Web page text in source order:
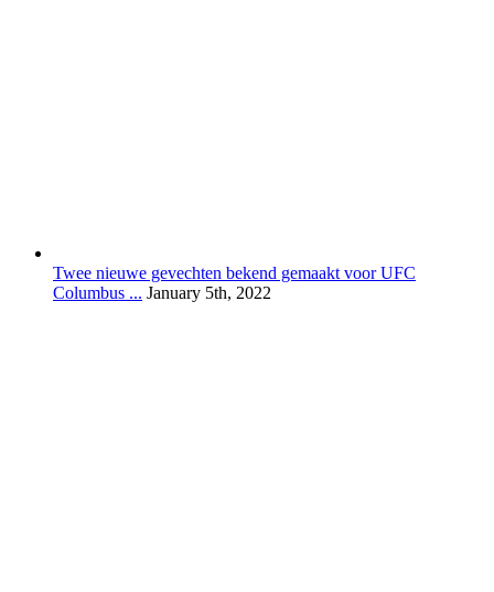
Twee nieuwe gevechten bekend gemaakt voor UFC
Columbus ... January 5th, 2022